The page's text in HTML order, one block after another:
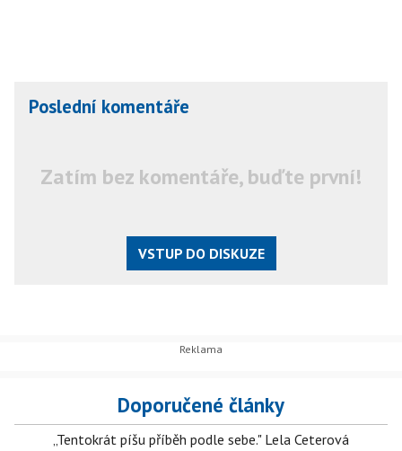
Poslední komentáře
Zatím bez komentáře, buďte první!
VSTUP DO DISKUZE
Doporučené články
„Tentokrát píšu příběh podle sebe." Lela Ceterová